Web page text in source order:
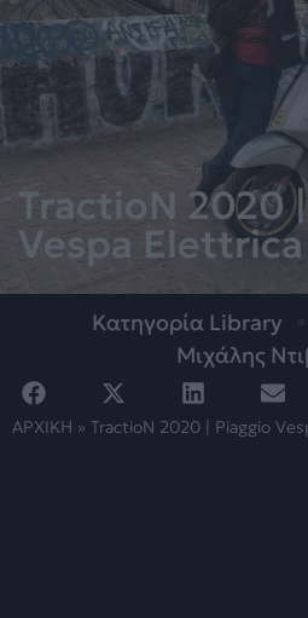
TractioN 2020
Vespa Elettrica
Κατηγορία Library
Μιχάλης
ΑΡΧΙΚΗ » TractioN 2020 | Piaggio